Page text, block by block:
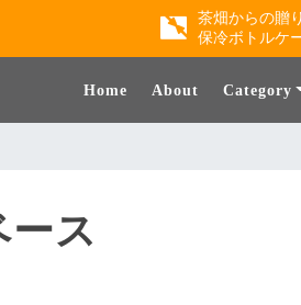
茶畑からの贈
保冷ボトルケ
Home About Category
ース